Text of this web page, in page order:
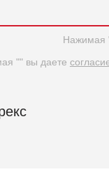
Нажимая
"" вы даете